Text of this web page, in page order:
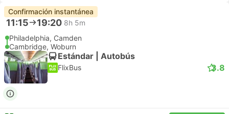
Confirmación instantánea
11:15 19:20 8h 5m
Philadelphia, Camden
Cambridge, Woburn
Estándar | Autobús
FlixBus 3.8